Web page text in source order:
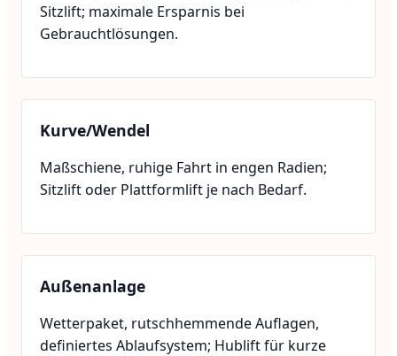
Sitzlift; maximale Ersparnis bei
Gebrauchtlösungen.
Kurve/Wendel
Maßschiene, ruhige Fahrt in engen Radien;
Sitzlift oder Plattformlift je nach Bedarf.
Außenanlage
Wetterpaket, rutschhemmende Auflagen,
definiertes Ablaufsystem; Hublift für kurze